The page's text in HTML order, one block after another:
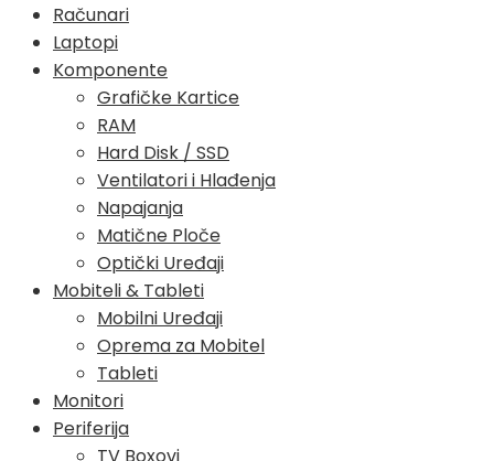
Računari
Laptopi
Komponente
Grafičke Kartice
RAM
Hard Disk / SSD
Ventilatori i Hlađenja
Napajanja
Matične Ploče
Optički Uređaji
Mobiteli & Tableti
Mobilni Uređaji
Oprema za Mobitel
Tableti
Monitori
Periferija
TV Boxovi